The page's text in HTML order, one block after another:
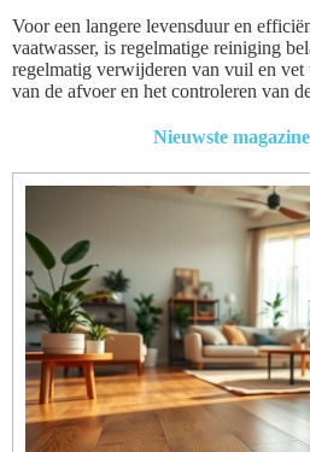
Voor een langere levensduur en
vaatwasser, is regelmatige reiniging
regelmatig verwijderen van vuil en vet
van de afvoer en het controleren van
Nieuwste